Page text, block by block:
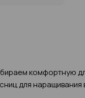
комфортную
для наращивания